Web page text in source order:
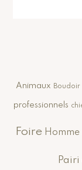
Animaux Boudoir
professionnels
Foire Homme